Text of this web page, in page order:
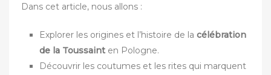
Dans cet article, nous allons :
Explorer les origines et l’histoire de la célébration
de la Toussaint en Pologne.
Découvrir les coutumes et les rites qui marquent